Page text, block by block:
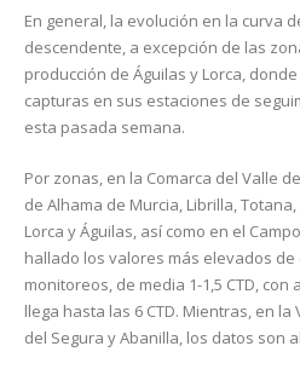
En general, la evolución en la curva
descendente, a excepción de las
producción de Águilas y Lorca,
capturas en sus estaciones de
esta pasada semana.
Por zonas, en la Comarca del Valle
de Alhama de Murcia, Librilla, Totana,
Lorca y Águilas, así como en el
hallado los valores más elevados de
monitoreos, de media 1-1,5 CTD,
llega hasta las 6 CTD. Mientras, en la
del Segura y Abanilla, los datos son